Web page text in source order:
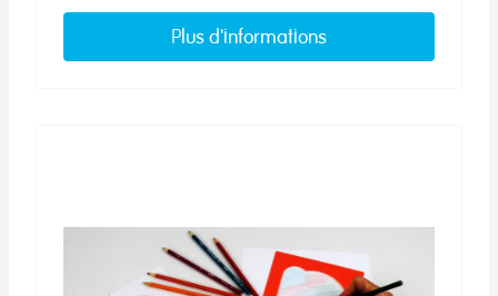
Plus d'informations